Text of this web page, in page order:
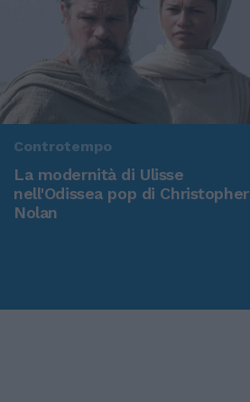
Controtempo
La modernità di Ulisse
nell'Odissea pop di Christopher
Nolan